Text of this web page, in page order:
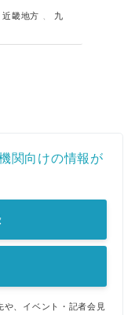
近畿地方
九
関向けの情報が
、イベント・記者会見